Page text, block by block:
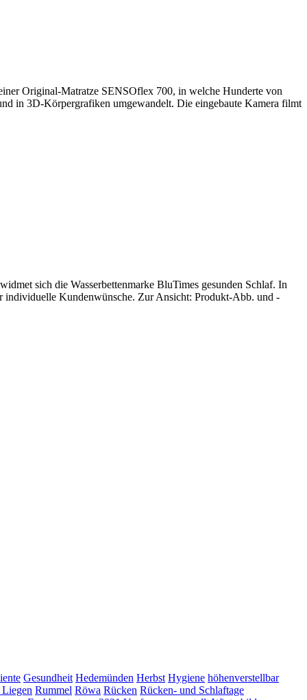
Original-Matratze SENSOflex 700, in welche Hunderte von
in 3D-Körpergrafiken umgewandelt. Die eingebaute Kamera filmt
sich die Wasserbettenmarke BluTimes gesunden Schlaf. In
individuelle Kundenwünsche. Zur Ansicht: Produkt-Abb. und -
Gesundheit Hedemünden Herbst Hygiene höhenverstellbar
Rummel Röwa Rücken Rücken- und Schlaftage